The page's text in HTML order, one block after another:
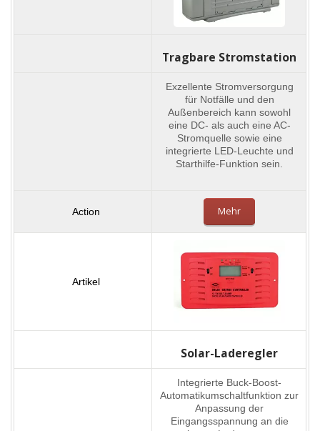
Tragbare Stromstation
Exzellente Stromversorgung
für Notfälle und den
Außenbereich kann sowohl
eine DC- als auch eine AC-
Stromquelle sowie eine
integrierte LED-Leuchte und
Starthilfe-Funktion sein.
Mehr
Solar-Laderegler
Integrierte Buck-Boost-
Automatikumschaltfunktion zur
Anpassung der
Eingangsspannung an die